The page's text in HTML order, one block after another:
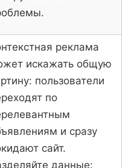
реклама
искажать общую
пользователи
по
и сразу
сайт.
данные: